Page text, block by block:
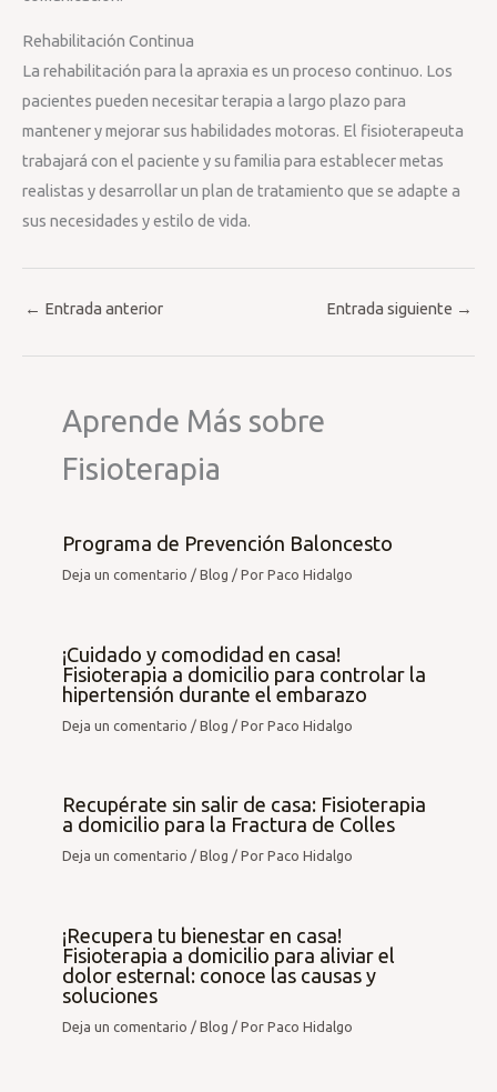
Rehabilitación Continua
La rehabilitación para la apraxia es un proceso continuo. Los
pacientes pueden necesitar terapia a largo plazo para
mantener y mejorar sus habilidades motoras. El fisioterapeuta
trabajará con el paciente y su familia para establecer metas
realistas y desarrollar un plan de tratamiento que se adapte a
sus necesidades y estilo de vida.
← Entrada anterior Entrada siguiente →
Aprende Más sobre
Fisioterapia
Programa de Prevención Baloncesto
Deja un comentario /Blog / PorPaco Hidalgo
¡Cuidado y comodidad en casa!
Fisioterapia a domicilio para controlar la
hipertensión durante el embarazo
Deja un comentario /Blog / PorPaco Hidalgo
Recupérate sin salir de casa: Fisioterapia
a domicilio para la Fractura de Colles
Deja un comentario /Blog / PorPaco Hidalgo
¡Recupera tu bienestar en casa!
Fisioterapia a domicilio para aliviar el
dolor esternal: conoce las causas y
soluciones
Deja un comentario /Blog / PorPaco Hidalgo